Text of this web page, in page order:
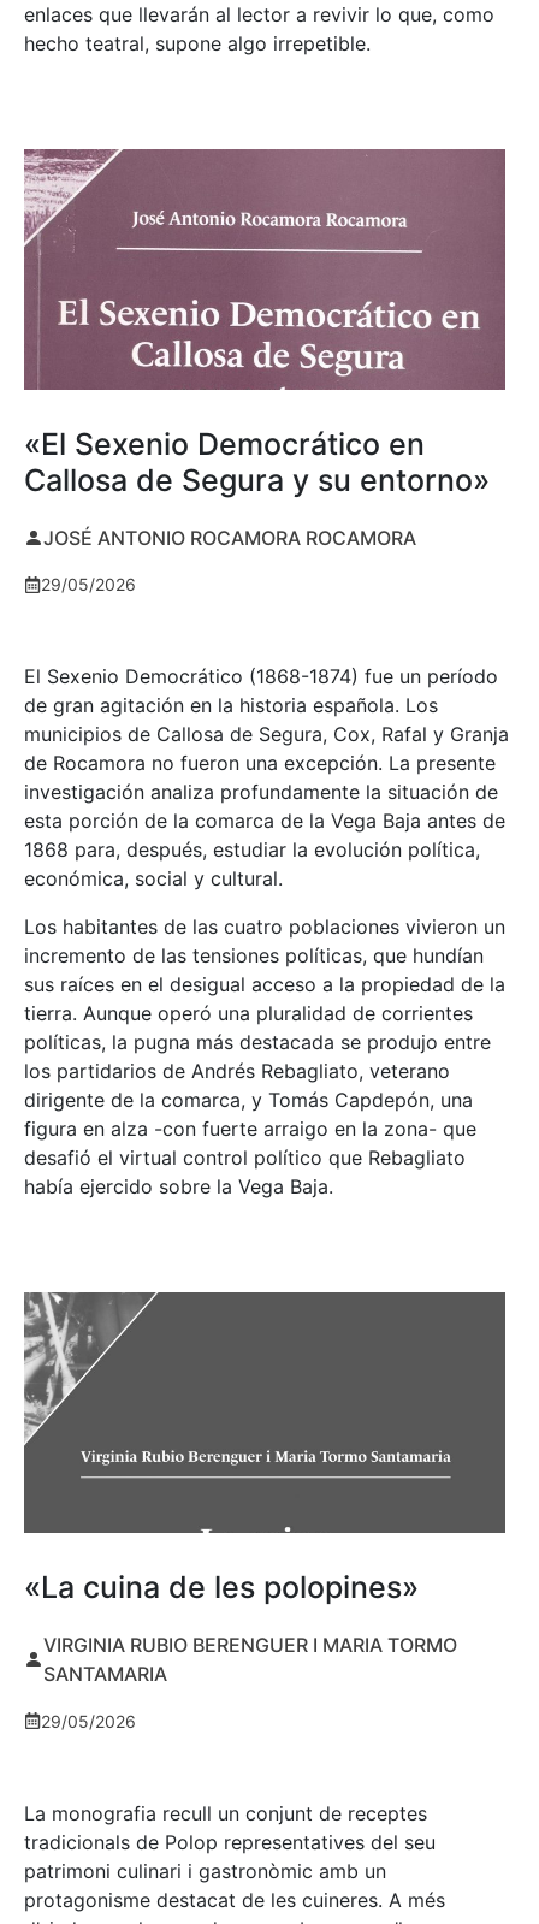
enlaces que llevarán al lector a revivir lo que, como
hecho teatral, supone algo irrepetible.
«El Sexenio Democrático en
Callosa de Segura y su entorno»
JOSÉ ANTONIO ROCAMORA ROCAMORA
29/05/2026
El Sexenio Democrático (1868-1874) fue un período
de gran agitación en la historia española. Los
municipios de Callosa de Segura, Cox, Rafal y Granja
de Rocamora no fueron una excepción. La presente
investigación analiza profundamente la situación de
esta porción de la comarca de la Vega Baja antes de
1868 para, después, estudiar la evolución política,
económica, social y cultural.
Los habitantes de las cuatro poblaciones vivieron un
incremento de las tensiones políticas, que hundían
sus raíces en el desigual acceso a la propiedad de la
tierra. Aunque operó una pluralidad de corrientes
políticas, la pugna más destacada se produjo entre
los partidarios de Andrés Rebagliato, veterano
dirigente de la comarca, y Tomás Capdepón, una
figura en alza -con fuerte arraigo en la zona- que
desafió el virtual control político que Rebagliato
había ejercido sobre la Vega Baja.
«La cuina de les polopines»
VIRGINIA RUBIO BERENGUER I MARIA TORMO
SANTAMARIA
29/05/2026
La monografia recull un conjunt de receptes
tradicionals de Polop representatives del seu
patrimoni culinari i gastronòmic amb un
protagonisme destacat de les cuineres. A més